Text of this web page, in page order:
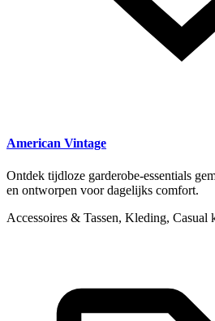
American Vintage
Ontdek tijdloze garderobe-essentials
en ontworpen voor dagelijks comfort.
Accessoires & Tassen, Kleding,